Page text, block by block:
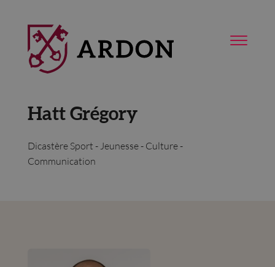
Hatt Grégory
Dicastère Sport - Jeunesse - Culture -
Communication